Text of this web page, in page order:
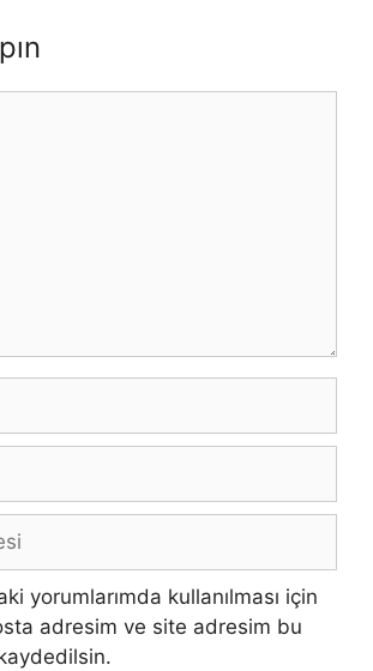
yorumlarımda kullanılması için
adresim ve site adresim bu